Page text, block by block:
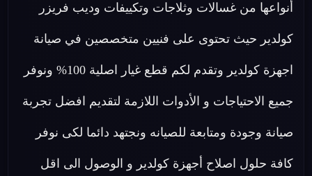
أنواعها من غسالات وثلاجات وتكييفات وديب فريزر
كولدير حيث تحتوى على فنيين متخصصين في صيانة
اجهزة كولدير وتقدم لكم قطع غيار اصلية 100% ونوفر
جميع الاحتياجات و الأدوات اللازمة لتقديم افضل تجربة
صيانة وجودة ومتابعة للصيانه ونجتهد دائما لكى نوفر
كافة حلول اصلاح أجهزة كولدير و الوصول الى اقل